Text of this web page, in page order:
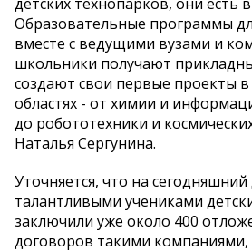
детских технопарков, они есть
Образовательные программы
вместе с ведущими вузами и
школьники получают
создают свои первые проекты
областях - от химии и
до робототехники и
Наталья Сергунина.
Уточняется, что на
талантливыми учениками
заключили уже около 400
договоров такими компаниями,